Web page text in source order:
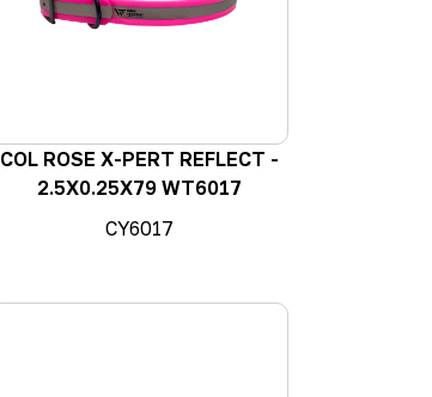
COL ROSE X-PERT REFLECT -
2.5X0.25X79 WT6017
CY6017